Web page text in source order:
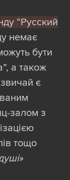
разі,
тобто
чи
24
“Русский
немає
бути
а також
є
залом з
тощо